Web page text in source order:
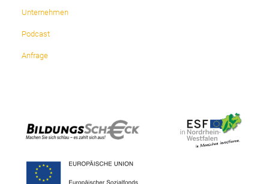
Unternehmen
Podcast
Anfrage